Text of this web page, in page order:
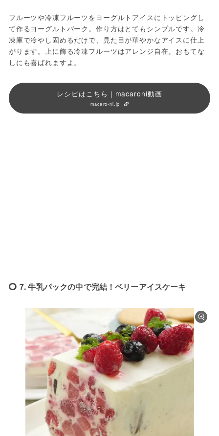
フルーツや冷凍フルーツをヨーグルトアイスにトッピングし
て作るヨーグルトバーク。作り方はとてもシンプルです。冷
凍庫で冷やし固めるだけで、見た目が華やかなアイスに仕上
がります。上に飾る冷凍フルーツはアレンジ自在。おもてな
しにも喜ばれますよ。
レシピはこちら｜macaroni動画
macaro-ni.jp
7. 牛乳パックの中で完結！ベリーアイスケーキ